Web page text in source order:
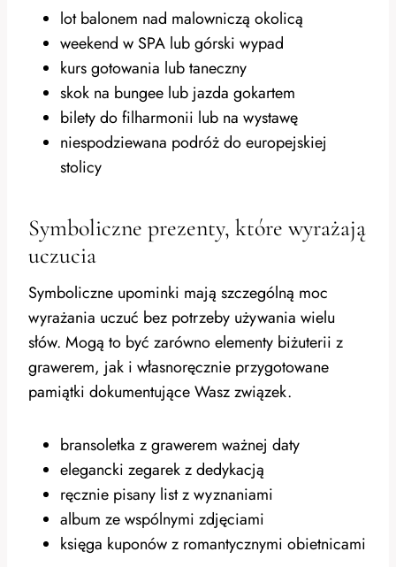
lot balonem nad malowniczą okolicą
weekend w SPA lub górski wypad
kurs gotowania lub taneczny
skok na bungee lub jazda gokartem
bilety do filharmonii lub na wystawę
niespodziewana podróż do europejskiej
stolicy
Symboliczne prezenty, które wyrażają
uczucia
Symboliczne upominki mają szczególną moc
wyrażania uczuć bez potrzeby używania wielu
słów. Mogą to być zarówno elementy biżuterii z
grawerem, jak i własnoręcznie przygotowane
pamiątki dokumentujące Wasz związek.
bransoletka z grawerem ważnej daty
elegancki zegarek z dedykacją
ręcznie pisany list z wyznaniami
album ze wspólnymi zdjęciami
księga kuponów z romantycznymi obietnicami